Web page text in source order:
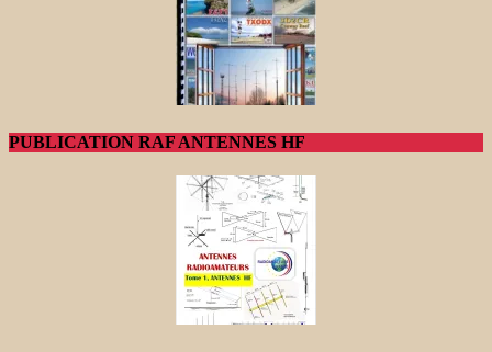
PUBLICATION RAF ANTENNES HF